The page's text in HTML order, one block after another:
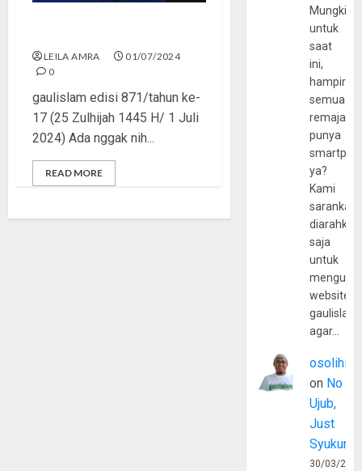
LEILA AMRA
01/07/2024
0
gaulislam edisi 871/tahun ke-
17 (25 Zulhijah 1445 H/ 1 Juli
2024) Ada nggak nih...
READ MORE
Mungkin
untuk
saat
ini,
hampir
semua
remaja
punya
ya?
Kami
sarankan,
diarahkan
saja
untuk
website
agar…
osolihin
on No
Ujub,
Just
Syukur
30/03/